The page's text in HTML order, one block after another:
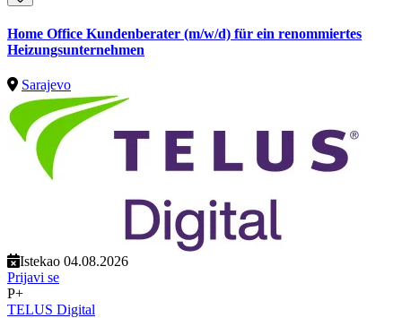
Home Office Kundenberater (m/w/d) für ein renommiertes
Heizungsunternehmen
Sarajevo
Istekao 04.08.2026
Prijavi se
P+
TELUS Digital